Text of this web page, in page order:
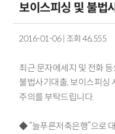
보이스피싱 및 불법
2016-01-06 | 조회 46,555
최근 문자메세지 및 전화
불법사기대출, 보이스피싱
주의를 부탁드립니다.
◆ “늘푸른저축은행”으로